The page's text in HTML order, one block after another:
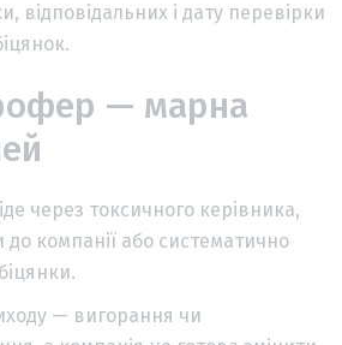
відповідальних і дату перевірки
— марна
через токсичного керівника,
до компанії або систематично
— вигорання чи